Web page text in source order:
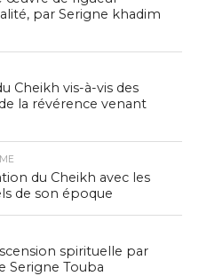
par Serigne khadim
Cheikh vis-à-vis des
la révérence venant
du Cheikh avec les
de son époque
spirituelle par
Serigne Touba